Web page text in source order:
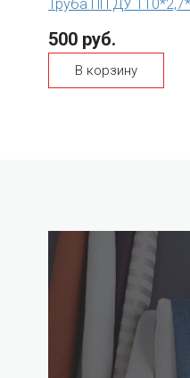
Труба ПП ДУ
500 руб.
В корзину